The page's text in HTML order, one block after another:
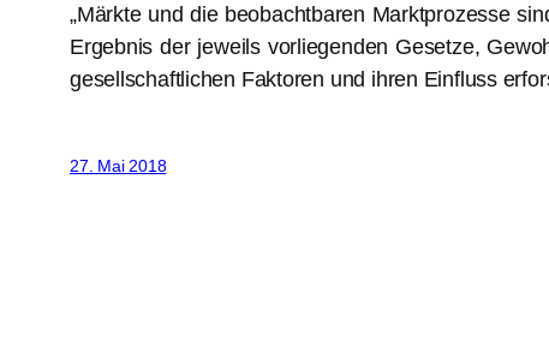
„Märkte und die beobachtbaren Marktprozesse
Ergebnis der jeweils vorliegenden Gesetze,
gesellschaftlichen Faktoren und ihren Einfluss
27. Mai 2018